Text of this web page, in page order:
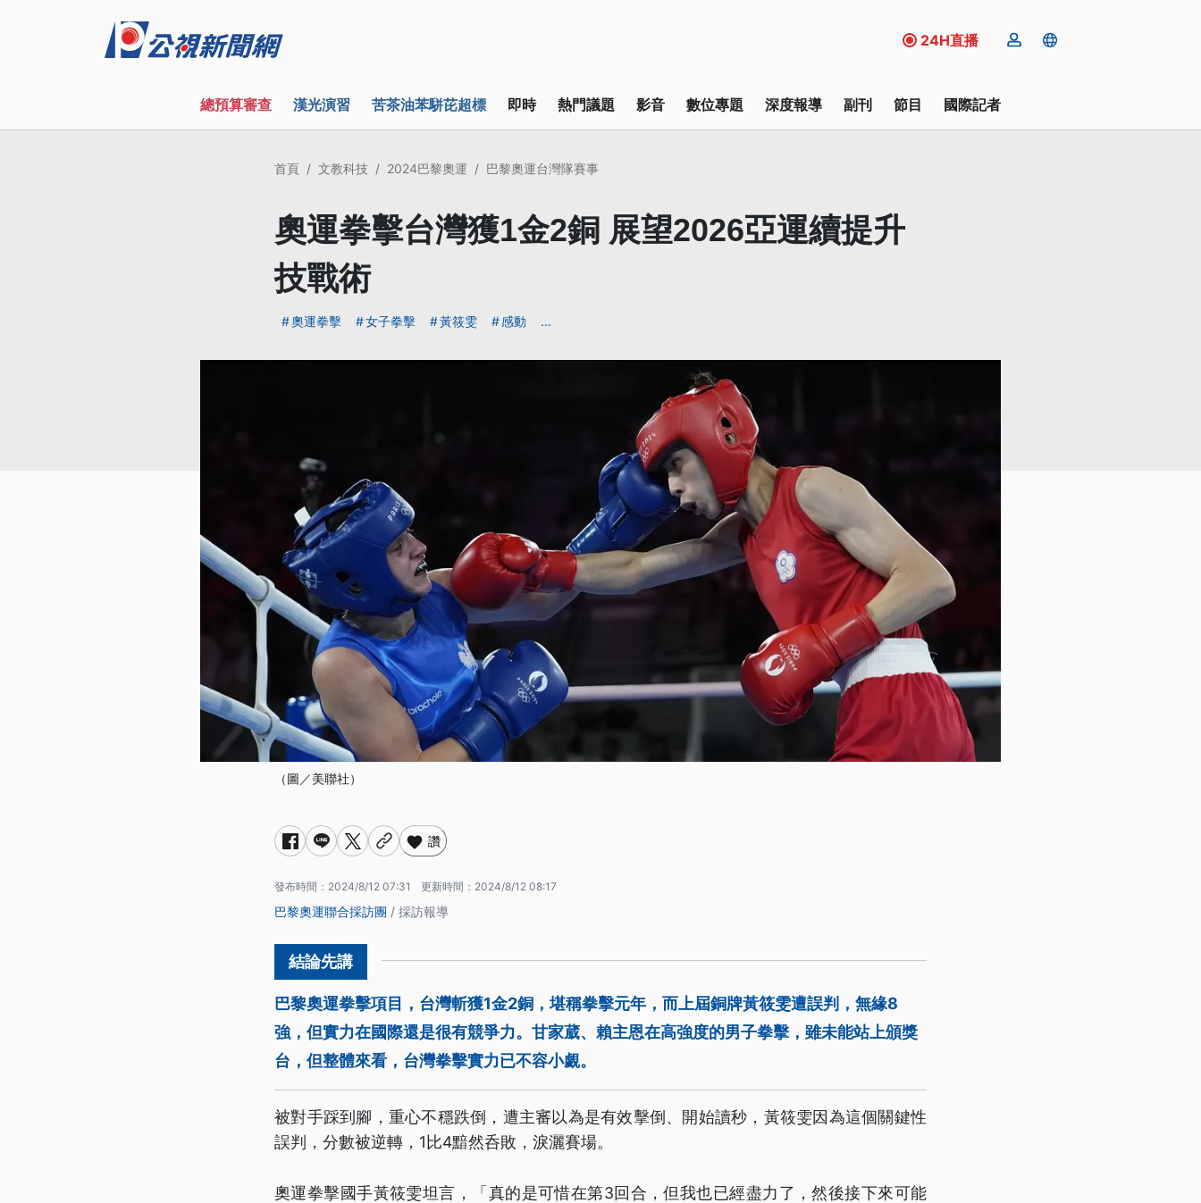
24H直播
總預算審查 漢光演習 苦茶油苯駢芘超標 即時 熱門議題 影音 數位專題 深度報導 副刊 節目 國際記者
首頁 文教科技 2024巴黎奧運 巴黎奧運台灣隊賽事
奧運拳擊台灣獲1金2銅 展望2026亞運續提升
技戰術
奧運拳擊 女子拳擊 黃筱雯 感動 ...
（圖／美聯社）
讚
發布時間： 2024/8/12 07:31 更新時間： 2024/8/12 08:17
巴黎奧運聯合採訪團 / 採訪報導
巴黎奧運拳擊項目，台灣斬獲1金2銅，堪稱拳擊元年，而上屆銅牌黃筱雯遭誤判，無緣8
強，但實力在國際還是很有競爭力。甘家葳、賴主恩在高強度的男子拳擊，雖未能站上頒獎
台，但整體來看，台灣拳擊實力已不容小覷。
被對手踩到腳，重心不穩跌倒，遭主審以為是有效擊倒、開始讀秒，黃筱雯因為這個關鍵性
誤判，分數被逆轉，1比4黯然呑敗，淚灑賽場。
奧運拳擊國手黃筱雯坦言，「真的是可惜在第3回合，但我也已經盡力了，然後接下來可能